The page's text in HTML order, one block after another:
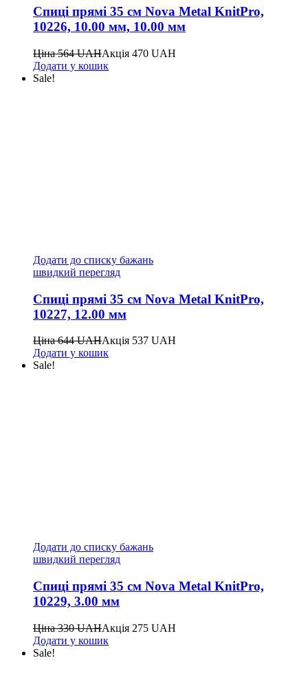
Спиці прямі 35 см Nova Metal KnitPro,
10226, 10.00 мм, 10.00 мм
Ціна564UAHАкція 470 UAH
Додати у кошик
Sale!
Додати до списку бажань
швидкий перегляд
Спиці прямі 35 см Nova Metal KnitPro,
10227, 12.00 мм
Ціна644UAHАкція 537 UAH
Додати у кошик
Sale!
Додати до списку бажань
швидкий перегляд
Спиці прямі 35 см Nova Metal KnitPro,
10229, 3.00 мм
Ціна330UAHАкція 275 UAH
Додати у кошик
Sale!